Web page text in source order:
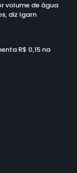
volume de água
diz Igarn
R$ 0,15 na